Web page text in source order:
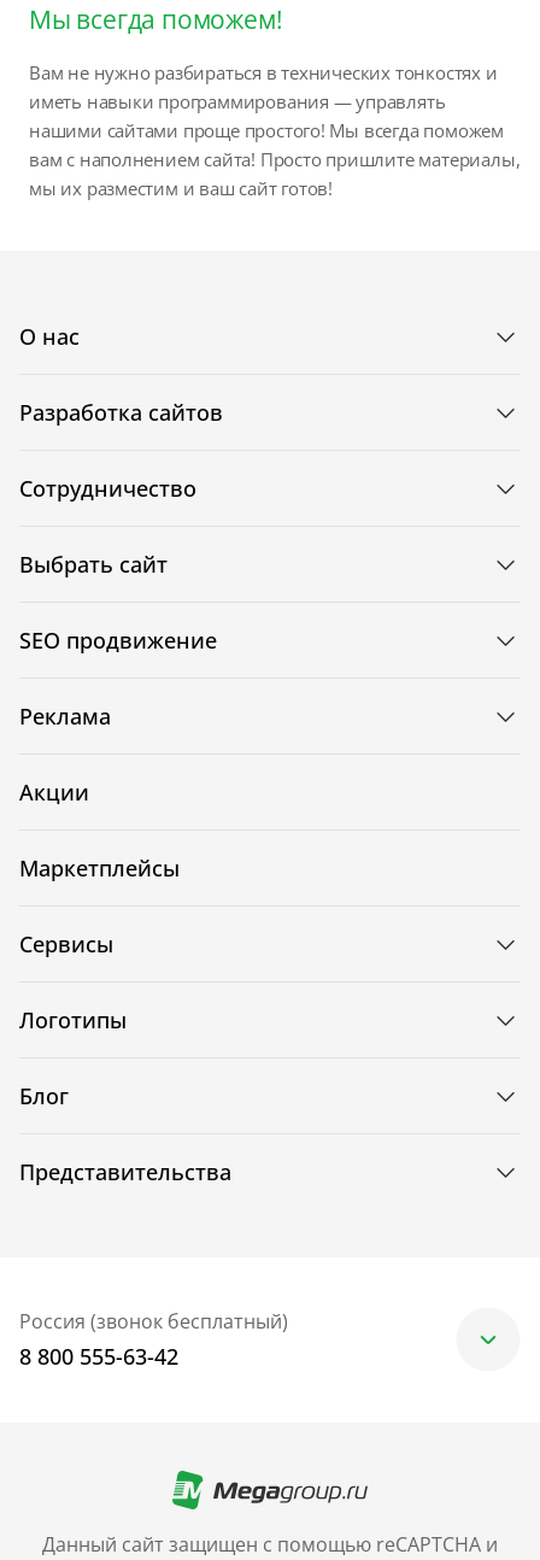
Мы всегда поможем!
Вам не нужно разбираться в технических тонкостях и
иметь навыки программирования — управлять
нашими сайтами проще простого! Мы всегда поможем
вам с наполнением сайта! Просто пришлите материалы,
мы их разместим и ваш сайт готов!
Данный сайт защищен с помощью reCAPTCHA и
О нас
Разработка сайтов
Сотрудничество
Выбрать сайт
SEO продвижение
Реклама
Акции
Маркетплейсы
Сервисы
Логотипы
Блог
Представительства
Россия (звонок бесплатный)
8 800 555-63-42
+7 (499) 705-30-10
Санкт-Петербург